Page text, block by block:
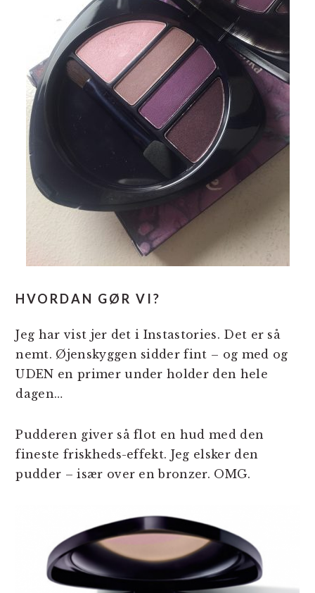
HVORDAN GØR VI?
Jeg har vist jer det i Instastories. Det er så
nemt. Øjenskyggen sidder fint – og med og
UDEN en primer under holder den hele
dagen…
Pudderen giver så flot en hud med den
fineste friskheds-effekt. Jeg elsker den
pudder – især over en bronzer. OMG.